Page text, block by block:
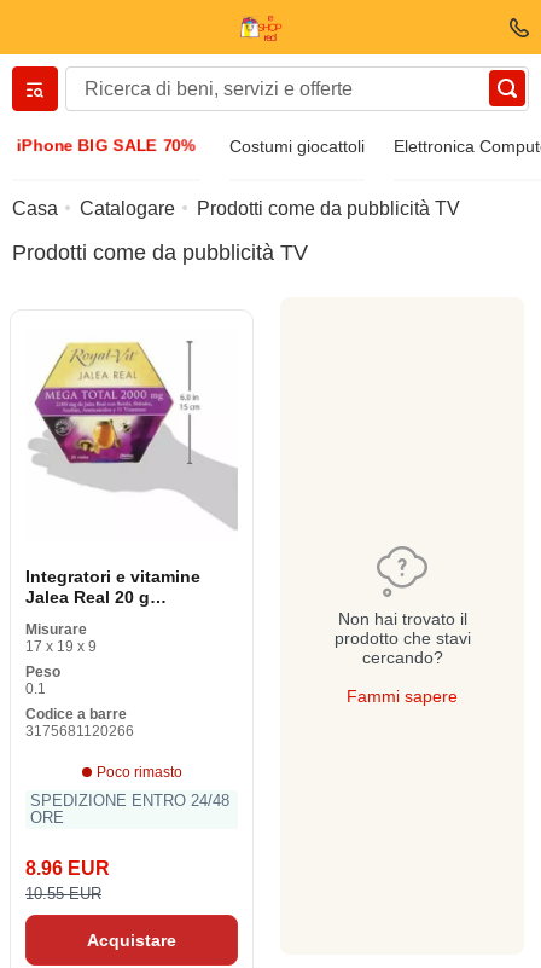
iPhone BIG SALE 70% Costumi giocattoli Elettronica
Вернуться назад
Accessori
Bijuteria
Orologio di manette
Casa Catalogare Prodotti come da pubblicità TV
Prodotti come da pubblicità TV
Integratori e vitamine
Jalea Real 20 g
Misurare
17 x 19 x 9
Peso
0.1
Codice a barre
3175681120266
Poco rimasto
SPEDIZIONE ENTRO 24/48
ORE
8.96 EUR
10.55 EUR
Acquistare
Non hai trovato il
prodotto che stavi
cercando?
Fammi sapere